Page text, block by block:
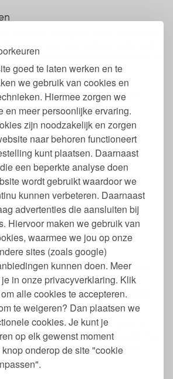
goed te laten werken en te
we gebruik van cookies en
Hiermee zorgen we
en meer persoonlijke ervaring.
zijn noodzakelijk en zorgen
naar behoren functioneert
kunt plaatsen. Daarnaast
een beperkte analyse doen
wordt gebruikt waardoor we
kunnen verbeteren. Daarnaast
advertenties die aansluiten bij
Hiervoor maken we gebruik van
waarmee we jou op onze
sites (zoals google)
kunnen doen. Meer
in onze privacyverklaring. Klik
alle cookies te accepteren.
te weigeren? Dan plaatsen we
cookies. Je kunt je
op elk gewenst moment
onderop de site "cookie
zorgen voor een subtiele, egale teint
& aloë vera hydrateren en verzachten de
bronzing serum Drops
natuurlijke ingrediënten
synthetische conserveermiddelen,
en ftalaten
gezicht
dagelijkse gezichtsverzorging
sun-kissed glow
warme teint
huidtypen
natuurcosmetica met bio-aandeel
serum drops boost voor
dagcrème voor een subtiele glow, of
aan op je huid voor meer intensiteit. Tip:
neusbrug en voorhoofd voor een